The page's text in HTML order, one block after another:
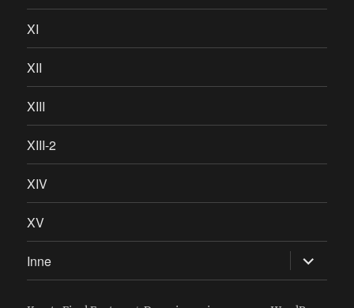
XI
XII
XIII
XIII-2
XIV
XV
Inne rozwiń
menu
potomne